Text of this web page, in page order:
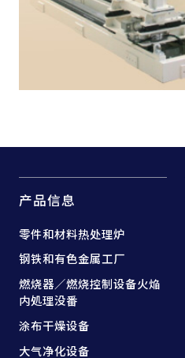
产品信息
零件和材料热处理炉
钢铁和有色金属工厂
燃烧器／燃烧控制设备火焔
内処理没番
涂布干燥设备
大气净化设备